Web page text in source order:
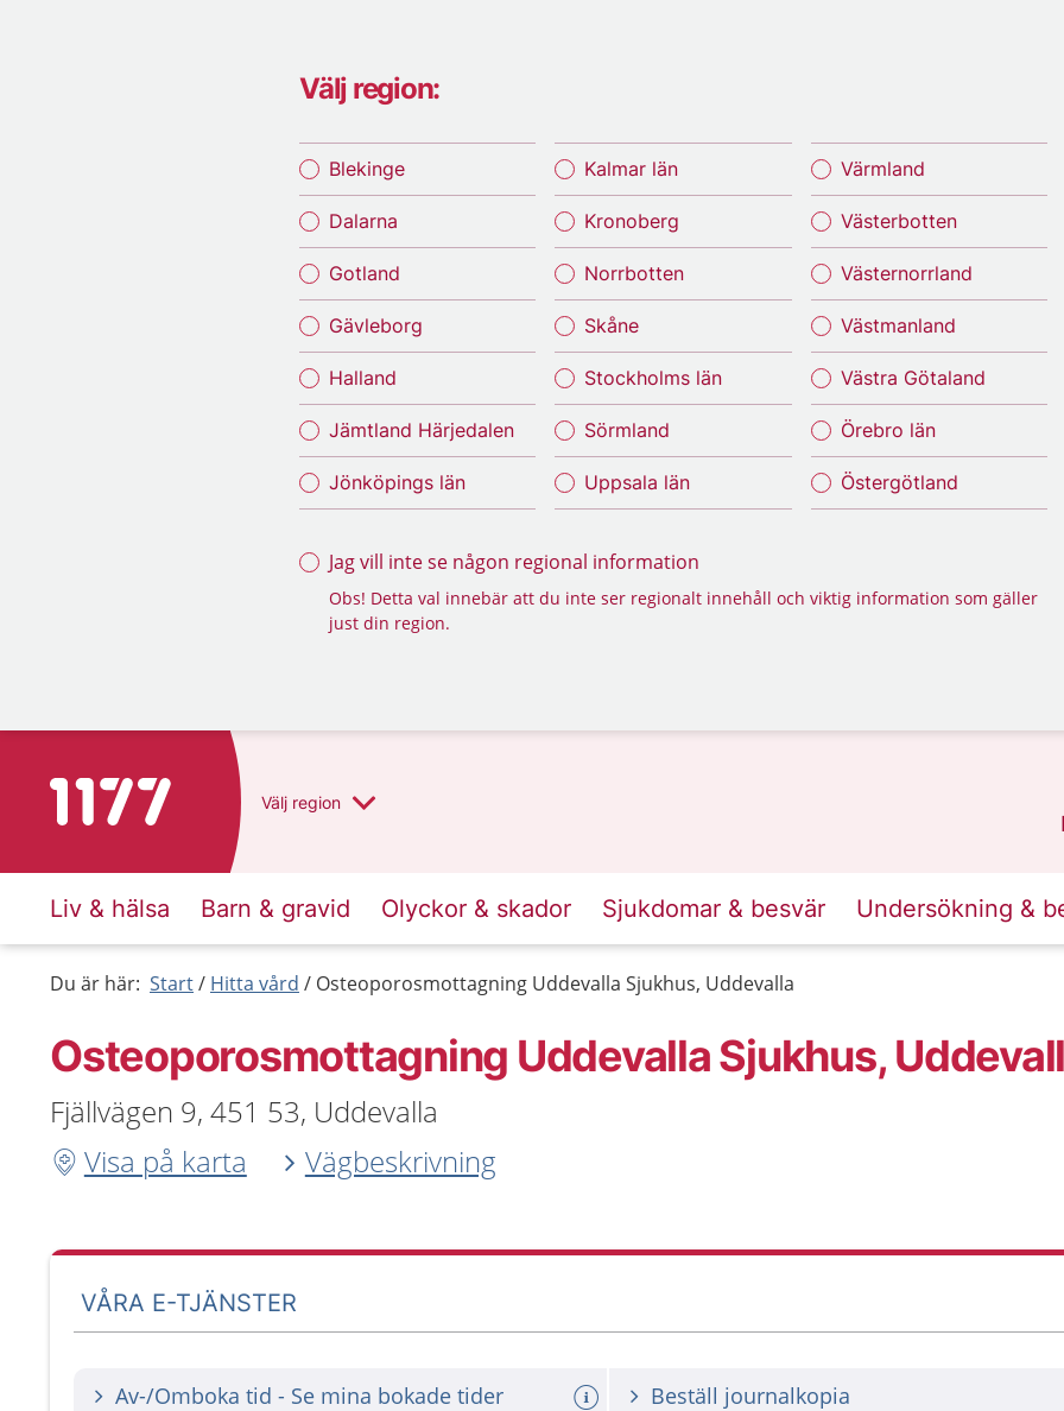
Välj region:
Blekinge
Dalarna
Gotland
Gävleborg
Halland
Jämtland Härjedalen
Jönköpings län
Kalmar län
Kronoberg
Norrbotten
Skåne
Stockholms län
Sörmland
Uppsala län
Värmland
Västerbotten
Västernorrland
Västmanland
Västra Götaland
Örebro län
Östergötland
Jag vill inte se någon regional information
Obs! Detta val innebär att du inte ser regionalt innehåll och viktig information som gäller
just din region.
Till startsidan för 1177 Välj region
Liv & hälsa Barn & gravid Olyckor & skador Sjukdomar & besvär Undersökning &
Du är här: Start Hitta vård Osteoporosmottagning Uddevalla Sjukhus, Uddevalla
Osteoporosmottagning Uddevalla Sjukhus,
Fjällvägen 9, 451 53, Uddevalla
Visa på karta
Vägbeskrivning
VÅRA E-TJÄNSTER
Av-/Omboka tid - Se mina bokade tider Beställ journalkopia